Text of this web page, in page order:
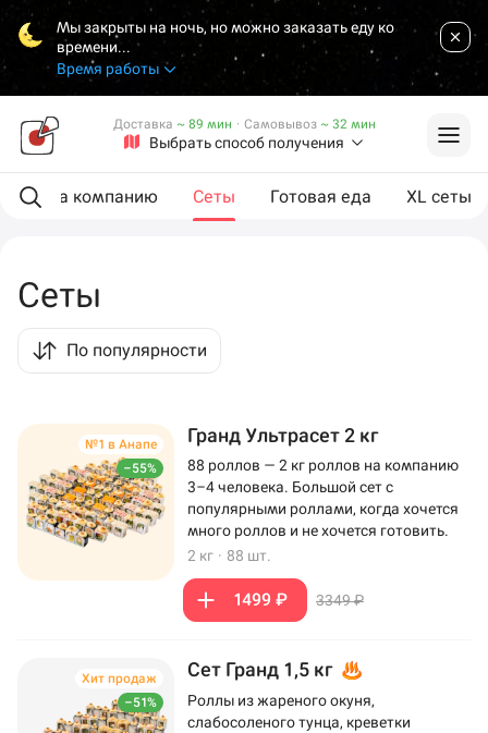
Мы закрыты на ночь, но можно заказать еду ко
времени...
Время работы
Выбрать способ получения
Доставка ~ 89 мин · Самовывоз ~ 32 мин
На компанию Сеты Готовая еда XL сеты
Сеты
По популярности
–55%
№1 в Анапе Гранд Ультрасет 2 кг
88 роллов — 2 кг роллов на компанию
3–4 человека. Большой сет с
популярными роллами, когда хочется
много роллов и не хочется готовить.
2 кг · 88 шт.
1499 ₽ 3349 ₽
–51%
Хит продаж Сет Гранд 1,5 кг
Роллы из жареного окуня,
слабосоленого тунца, креветки